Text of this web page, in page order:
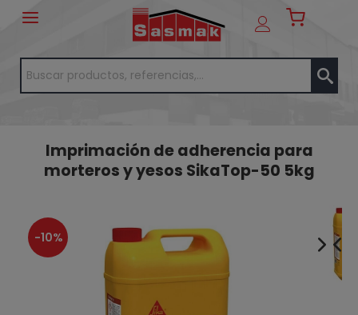
Imprimación de adherencia para
morteros y yesos SikaTop-50 5kg
-10%